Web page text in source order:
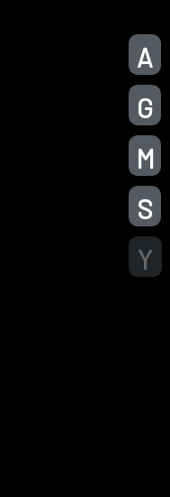
A
G
M
S
Y